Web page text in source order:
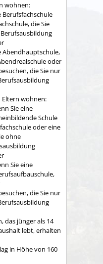
wohnen:
Berufsfachschule
die Sie
Abendhauptschule,
oder
die Sie nur
Eltern wohnen:
Sie eine
Schule
oder eine
ohne
Sie eine
die Sie nur
das jünger als 14
lebt, erhalten
in Höhe von 160